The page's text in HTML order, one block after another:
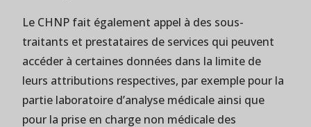
Le CHNP fait également appel à des sous-
traitants et prestataires de services qui peuvent
accéder à certaines données dans la limite de
leurs attributions respectives, par exemple pour la
partie laboratoire d’analyse médicale ainsi que
pour la prise en charge non médicale des